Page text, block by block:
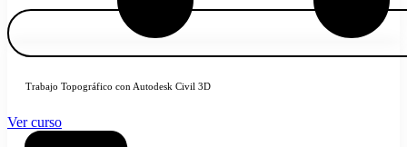
Trabajo Topográfico con Autodesk Civil 3D
Ver curso